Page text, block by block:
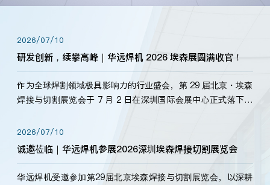
2026/07/10
研发创新，续攀高峰｜华远焊机 2026 埃森展圆满收官！
作为全球焊割领域极具影响力的行业盛会，第 29 届北京・埃森
焊接与切割展览会于 7 月 2 日在深圳国际会展中心正式落下帷
标准，持之以恒研发新产品、新技术。新老客户、行业伙伴、
海内外客户为目睹公司发布的新产…
2026/07/10
诚邀莅临｜华远焊机参展2026深圳埃森焊接切割展览会
华远焊机受邀参加第29届北京埃森焊接与切割展览会，以深耕